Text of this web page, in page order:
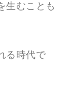
生むことも
る時代で